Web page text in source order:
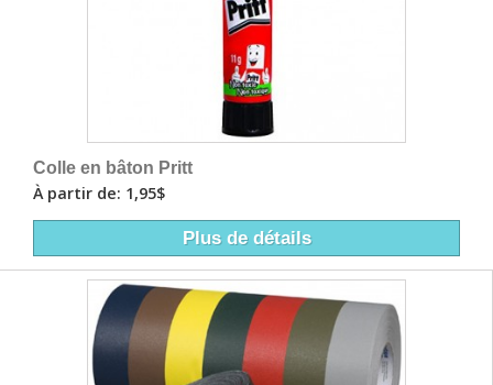
Colle en bâton Pritt
À partir de: 1,95$
Plus de détails